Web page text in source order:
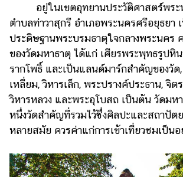
อยู่ในเขตอุทยานประวัติศาสตร์พระ
ตำบลท่าวาสุกรี อำเภอพระนครศรีอยุธยา
ประดิษฐานพระบรมธาตุใจกลางพระนคร
ของวัดมหาธาตุ ได้แก่ เศียรพระพุทธรูปหิ
รากโพธิ์ และเป็นแลนด์มาร์กสำคัญของวัด
เหลี่ยม, วิหารเล็ก, พระปรางค์ประธาน, จิต
วิหารหลวง และพระอุโบสถ เป็นต้น วัดมห
หนึ่งวัดสำคัญที่รวมไว้ซึ่งศิลปะและสถาปัต
หลายสมัย ควรค่าแก่การเข้าเที่ยวชมเป็นอ